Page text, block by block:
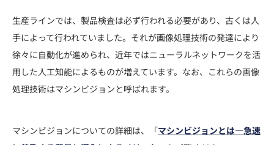
生産ラインでは、製品検査は必ず行われる必要があり、古くは人
手によって行われていました。それが画像処理技術の発達により
徐々に自動化が進められ、近年ではニューラルネットワークを活
用した人工知能によるものが増えています。なお、これらの画像
処理技術はマシンビジョンと呼ばれます。
マシンビジョンについての詳細は、「マシンビジョンとは―急速